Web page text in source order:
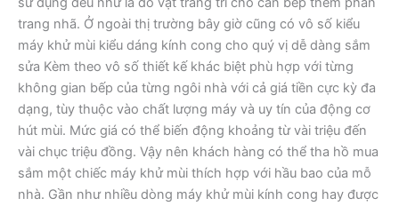
trang nhã. Ở ngoài thị trường bây giờ cũng có vô số kiểu
máy khử mùi kiểu dáng kính cong cho quý vị dễ dàng sắm
sửa Kèm theo vô số thiết kế khác biệt phù hợp với từng
không gian bếp của từng ngôi nhà với cả giá tiền cực kỳ đa
dạng, tùy thuộc vào chất lượng máy và uy tín của động cơ
hút mùi. Mức giá có thể biến động khoảng từ vài triệu đến
vài chục triệu đồng. Vậy nên khách hàng có thể tha hồ mua
sắm một chiếc máy khử mùi thích hợp với hầu bao của mỗ
nhà. Gần như nhiều dòng máy khử mùi kính cong hay được